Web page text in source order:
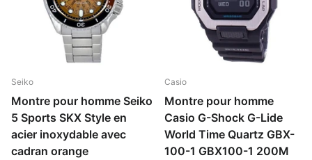
Seiko
Montre pour homme Seiko
5 Sports SKX Style en
acier inoxydable avec
cadran orange
Casio
Montre pour homme
Casio G-Shock G-Lide
World Time Quartz GBX-
100-1 GBX100-1 200M